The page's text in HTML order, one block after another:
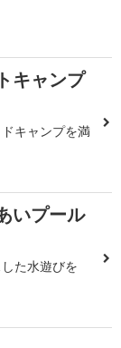
キャンプ
キャンプを満
いプール
た水遊びを